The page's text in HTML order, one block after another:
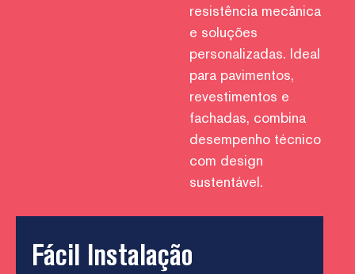
resistência mecânica
e soluções
personalizadas. Ideal
para pavimentos,
revestimentos e
fachadas, combina
desempenho técnico
com design
sustentável.
Fácil Instalação